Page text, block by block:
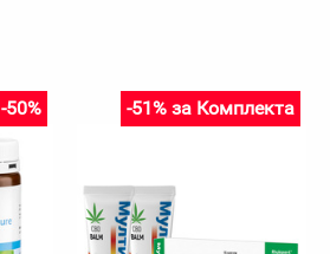
-50% -51% за Комплекта